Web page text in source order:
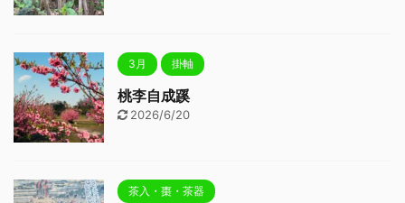
3月 掛軸
桃李自成蹊
2026/6/20
茶入・棗・茶器